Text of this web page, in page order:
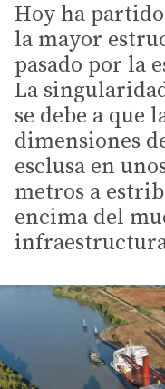
Hoy ha
la mayor
pasado por la
La
se debe a que
dimensiones
esclusa en
metros a
encima del